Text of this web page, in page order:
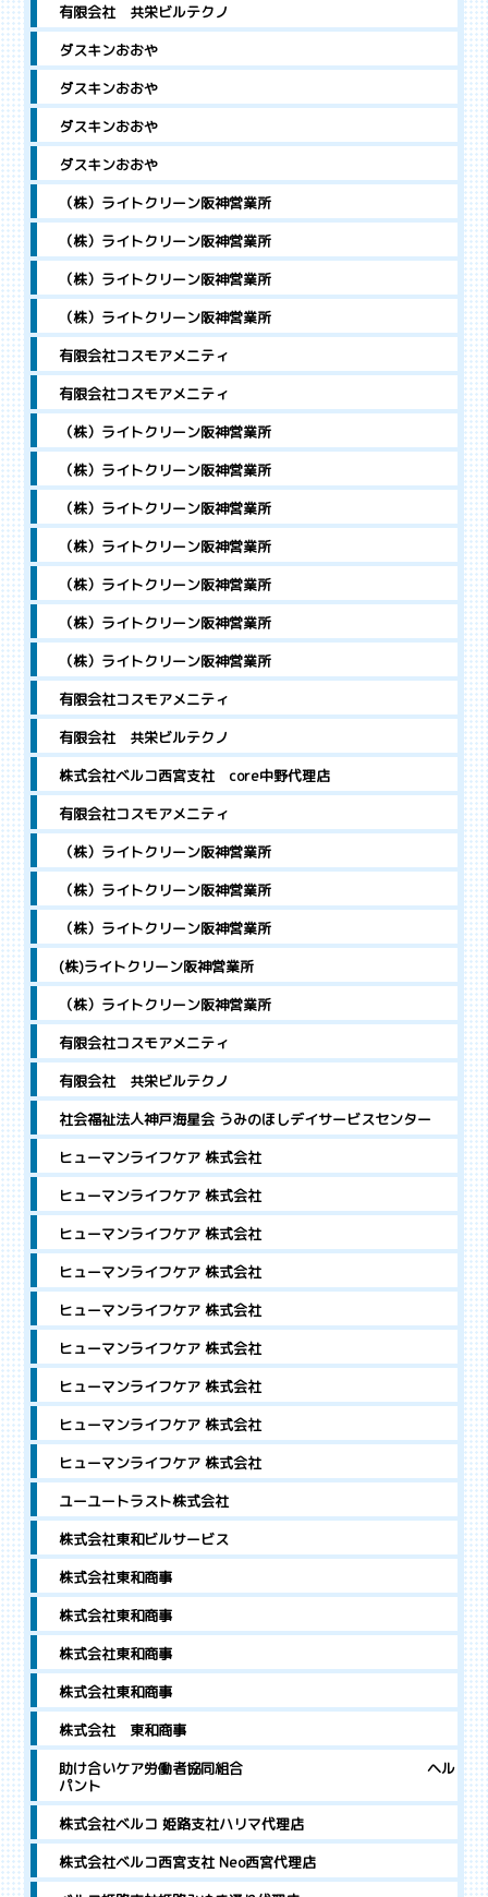
有限会社 共栄ビルテクノ
ダスキンおおや
ダスキンおおや
ダスキンおおや
ダスキンおおや
（株）ライトクリーン阪神営業所
（株）ライトクリーン阪神営業所
（株）ライトクリーン阪神営業所
（株）ライトクリーン阪神営業所
有限会社コスモアメニティ
有限会社コスモアメニティ
（株）ライトクリーン阪神営業所
（株）ライトクリーン阪神営業所
（株）ライトクリーン阪神営業所
（株）ライトクリーン阪神営業所
（株）ライトクリーン阪神営業所
（株）ライトクリーン阪神営業所
（株）ライトクリーン阪神営業所
有限会社コスモアメニティ
有限会社 共栄ビルテクノ
株式会社ベルコ西宮支社 core中野代理店
有限会社コスモアメニティ
（株）ライトクリーン阪神営業所
（株）ライトクリーン阪神営業所
（株）ライトクリーン阪神営業所
(株)ライトクリーン阪神営業所
（株）ライトクリーン阪神営業所
有限会社コスモアメニティ
有限会社 共栄ビルテクノ
社会福祉法人神戸海星会 うみのほしデイサービスセンター
ヒューマンライフケア 株式会社
ヒューマンライフケア 株式会社
ヒューマンライフケア 株式会社
ヒューマンライフケア 株式会社
ヒューマンライフケア 株式会社
ヒューマンライフケア 株式会社
ヒューマンライフケア 株式会社
ヒューマンライフケア 株式会社
ヒューマンライフケア 株式会社
ユーユートラスト株式会社
株式会社東和ビルサービス
株式会社東和商事
株式会社東和商事
株式会社東和商事
株式会社東和商事
株式会社 東和商事
助け合いケア労働者協同組合 ヘル
パント
株式会社ベルコ 姫路支社ハリマ代理店
株式会社ベルコ西宮支社 Neo西宮代理店